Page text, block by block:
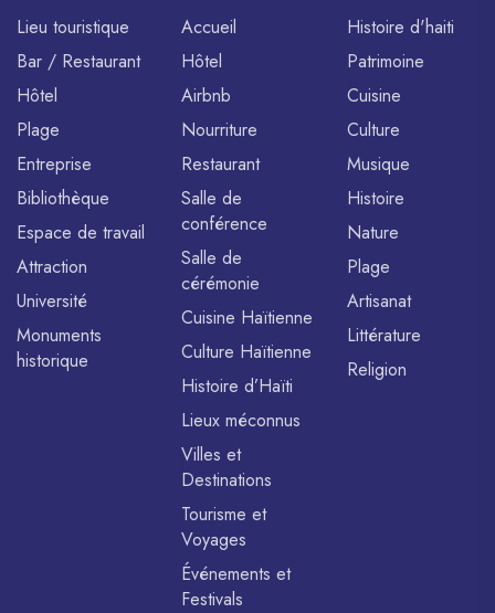
Lieu touristique
Bar / Restaurant
Hôtel
Plage
Entreprise
Bibliothèque
Espace de travail
Attraction
Université
Monuments
historique
Accueil
Hôtel
Airbnb
Nourriture
Restaurant
Salle de
conférence
Salle de
cérémonie
Cuisine Haïtienne
Culture Haïtienne
Histoire d’Haïti
Lieux méconnus
Villes et
Destinations
Tourisme et
Voyages
Événements et
Festivals
Histoire d'haiti
Patrimoine
Cuisine
Culture
Musique
Histoire
Nature
Plage
Artisanat
Littérature
Religion